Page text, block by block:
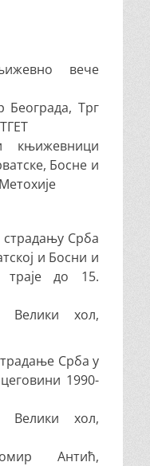
вече
Београда, Трг
књижевници
Босне и
Срба
и Босни и
траје до 15.
Велики хол,
Срба у
1990-
Велики хол,
Антић,